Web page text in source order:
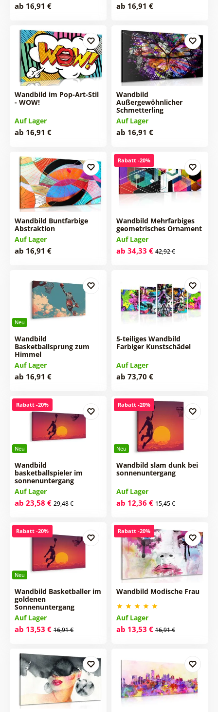
ab 16,91 € ab 16,91 €
Wandbild im Pop-Art-Stil
- WOW!
Auf Lager
ab 16,91 €
Wandbild
Außergewöhnlicher
Schmetterling
Auf Lager
ab 16,91 €
Wandbild Buntfarbige
Abstraktion
Auf Lager
ab 16,91 €
Rabatt -20%
Wandbild Mehrfarbiges
geometrisches Ornament
Auf Lager
ab 34,33 € 42,92 €
Neu
Wandbild
Basketballsprung zum
Himmel
Auf Lager
ab 16,91 €
5-teiliges Wandbild
Farbiger Kunstschädel
Auf Lager
ab 73,70 €
Neu
Rabatt -20%
Wandbild
basketballspieler im
sonnenuntergang
Auf Lager
ab 23,58 € 29,48 €
Neu
Rabatt -20%
Wandbild slam dunk bei
sonnenuntergang
Auf Lager
ab 12,36 € 15,45 €
Neu
Rabatt -20%
Wandbild Basketballer im
goldenen
Sonnenuntergang
Auf Lager
ab 13,53 € 16,91 €
Rabatt -20%
Wandbild Modische Frau
Auf Lager
ab 13,53 € 16,91 €